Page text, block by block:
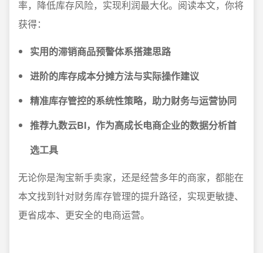
率，降低库存风险，实现利润最大化。阅读本文，你将
获得：
实用的滞销商品预警体系搭建思路
进阶的库存成本分摊方法与实际操作建议
精准库存管控的系统性策略，助力财务与运营协同
推荐九数云BI，作为高成长电商企业的数据分析首
选工具
无论你是淘宝新手卖家，还是经营多年的商家，都能在
本文找到针对财务库存管理的提升路径，实现更敏捷、
更省成本、更安全的电商运营。